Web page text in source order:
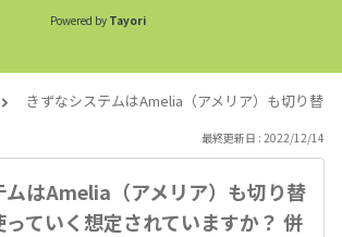
Powered by Tayori
きずなシステムはAmelia（アメリア）も切り替
最終更新日 : 2022/12/14
ムはAmelia（アメリア）も切り替
っていく想定されていますか？ 併